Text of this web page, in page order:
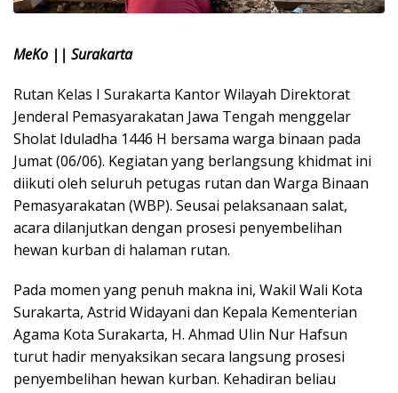
MeKo || Surakarta
Rutan Kelas I Surakarta Kantor Wilayah Direktorat
Jenderal Pemasyarakatan Jawa Tengah menggelar
Sholat Iduladha 1446 H bersama warga binaan pada
Jumat (06/06). Kegiatan yang berlangsung khidmat ini
diikuti oleh seluruh petugas rutan dan Warga Binaan
Pemasyarakatan (WBP). Seusai pelaksanaan salat,
acara dilanjutkan dengan prosesi penyembelihan
hewan kurban di halaman rutan.
Pada momen yang penuh makna ini, Wakil Wali Kota
Surakarta, Astrid Widayani dan Kepala Kementerian
Agama Kota Surakarta, H. Ahmad Ulin Nur Hafsun
turut hadir menyaksikan secara langsung prosesi
penyembelihan hewan kurban. Kehadiran beliau